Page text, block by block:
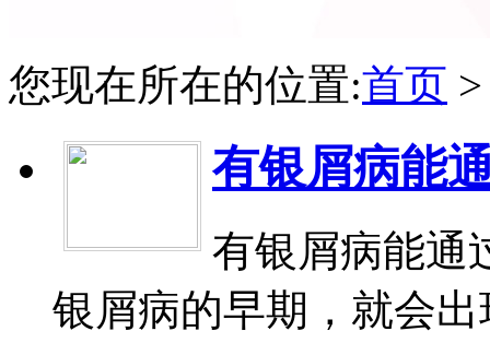
您现在所在的位置:首页
有银屑病能
有银屑病能通
银屑病的早期，就会